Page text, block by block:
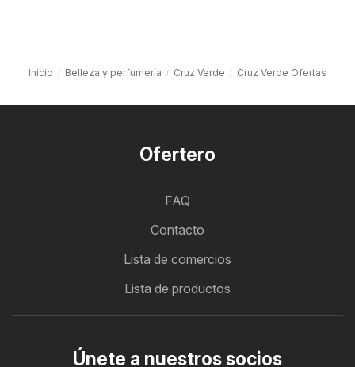
Inicio Belleza y perfumería Cruz Verde Cruz Verde Ofertas
Ofertero
FAQ
Contacto
Lista de comercios
Lista de productos
Únete a nuestros socios